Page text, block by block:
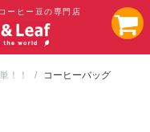
ーヒー豆の専門店
！！ / コーヒーバッグ